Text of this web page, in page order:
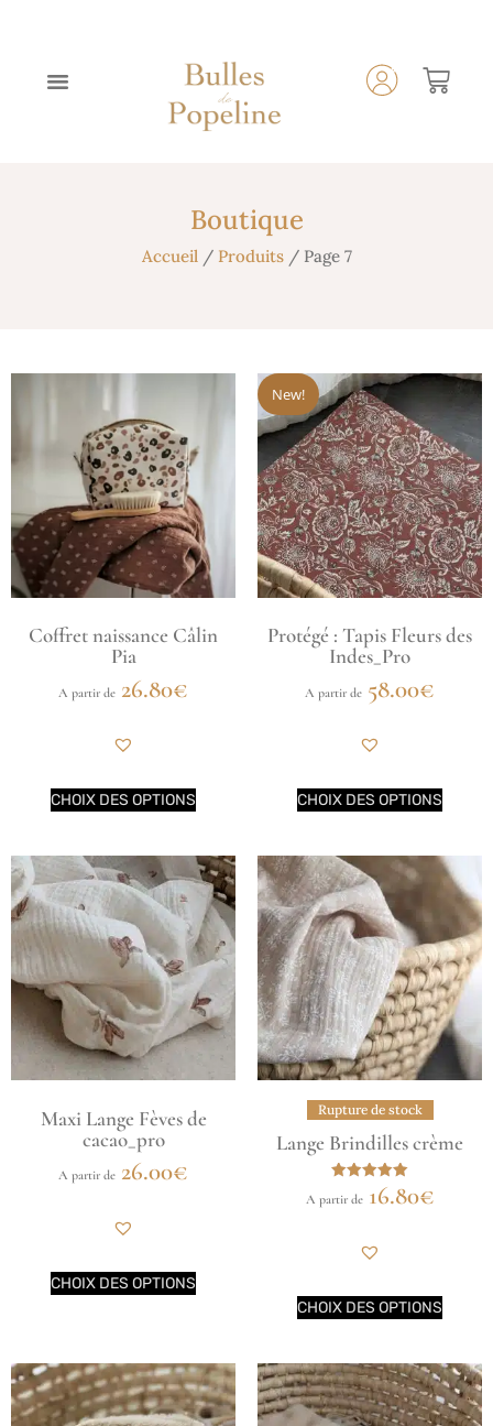
Boutique
Accueil / Produits/ Page 7
Coffret naissance Câlin
Pia
A partir de 26.80€
CHOIX DES OPTIONS
New!
Protégé : Tapis Fleurs des
Indes_Pro
A partir de 58.00€
CHOIX DES OPTIONS
Maxi Lange Fèves de
cacao_pro
A partir de 26.00€
CHOIX DES OPTIONS
Rupture de stock
Lange Brindilles crème
Note
5.00
A partir de 16.80€
CHOIX DES OPTIONS